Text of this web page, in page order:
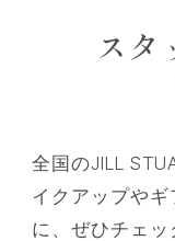
スタ
全国のJILL
イクアップや
に、ぜひチェッ